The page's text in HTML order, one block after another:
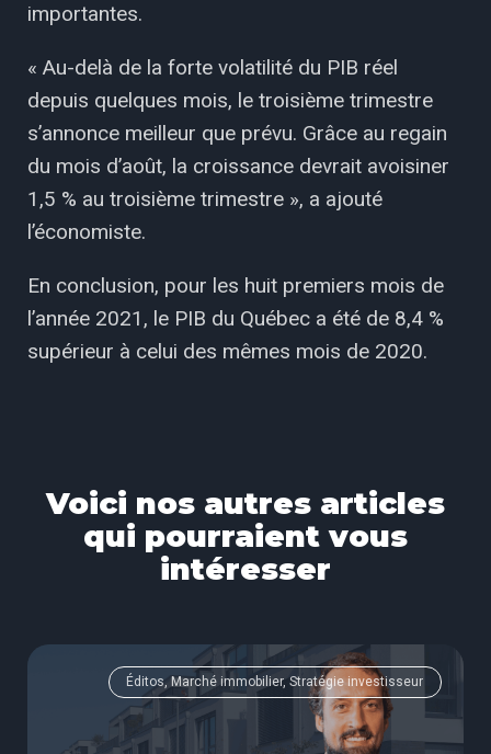
importantes.
« Au-delà de la forte volatilité du PIB réel
depuis quelques mois, le troisième trimestre
s’annonce meilleur que prévu. Grâce au regain
du mois d’août, la croissance devrait avoisiner
1,5 % au troisième trimestre », a ajouté
l’économiste.
En conclusion, pour les huit premiers mois de
l’année 2021, le PIB du Québec a été de 8,4 %
supérieur à celui des mêmes mois de 2020.
Voici nos autres articles
qui pourraient vous
intéresser
Éditos, Marché immobilier, Stratégie investisseur